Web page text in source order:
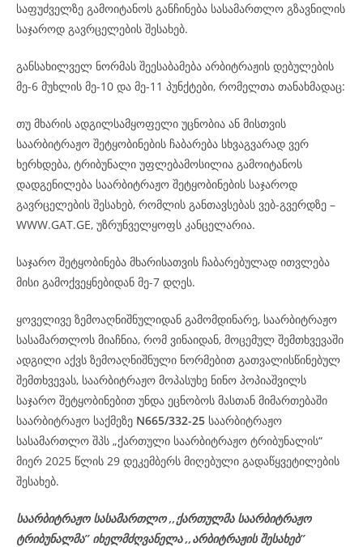
საფუძველზე გამოიტანოს განჩინება სასამართლო გზავნილის
საჯაროდ გავრცელების შესახებ.
განსახილველ ნორმას შეესაბამება არბიტრაჟის დებულების
მე-6 მუხლის მე-10 და მე-11 პუნქტები, რომელთა თანახმადაც:
თუ მხარის ადგილსამყოფელი უცნობია ან მისთვის
საარბიტრაჟო შეტყობინების ჩაბარება სხვაგვარად ვერ
ხერხდება, ტრიბუნალი უფლებამოსილია გამოიტანოს
დადგენილება საარბიტრაჟო შეტყობინების საჯაროდ
გავრცელების შესახებ, რომლის განთავსებას ვებ-გვერდზე –
WWW.GAT.GE, უზრუნველყოფს კანცელარია.
საჯარო შეტყობინება მხარისათვის ჩაბარებულად ითვლება
მისი გამოქვეყნებიდან მე-7 დღეს.
ყოველივე ზემოაღნიშნულიდან გამომდინარე, საარბიტრაჟო
სასამართლოს მიაჩნია, რომ ვინაიდან, მოცემულ შემთხვევაში
ადგილი აქვს ზემოაღნიშნული ნორმებით გათვალისწინებულ
შემთხვევას, საარბიტრაჟო მოპასუხე ნინო პოპიაშვილს
საჯარო შეტყობინებით უნდა ეცნობოს მასთან მიმართებაში
საარბიტრაჟო საქმეზე N665/332-25 საარბიტრაჟო
სასამართლო შპს „ქართული საარბიტრაჟო ტრიბუნალის“
მიერ 2025 წლის 29 დეკემბერს მიღებული გადაწყვეტილების
შესახებ.
საარბიტრაჟო სასამართლო ,,ქართულმა საარბიტრაჟო
ტრიბუნალმა’’ იხელმძღვანელა ,,არბიტრაჟის შესახებ’’